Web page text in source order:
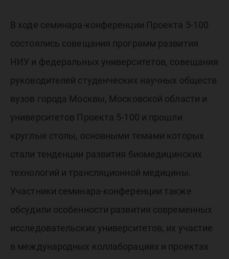
В ходе семинара-конференции Проекта 5-100
состоялись совещания программ развития
НИУ и федеральных университетов, совещания
руководителей студенческих научных обществ
вузов города Москвы, Московской области и
университетов Проекта 5-100 и прошли
круглые столы, основными темами которых
стали тенденции развития биомедицинских
технологий и трансляционной медицины.
Участники семинара-конференции также
обсудили особенности развития современных
исследовательских университетов, их участие
в международных коллаборациях и проектах